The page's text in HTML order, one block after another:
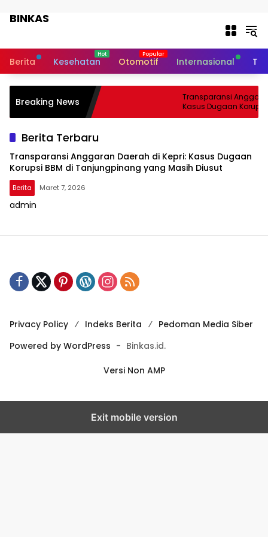
BINKAS
Berita
Kesehatan Otomotif Internasional
Breaking News
Transparansi
Kasus Dugaan Korupsi
Tanjungpinang yang
Berita Terbaru
Transparansi Anggaran Daerah di Kepri: Kasus Dugaan
Korupsi BBM di Tanjungpinang yang Masih Diusut
Berita Maret 7, 2026
admin
Privacy Policy Indeks Berita
Pedoman Media Siber
Powered by WordPress - Binkas.id.
Versi Non AMP
Exit mobile version